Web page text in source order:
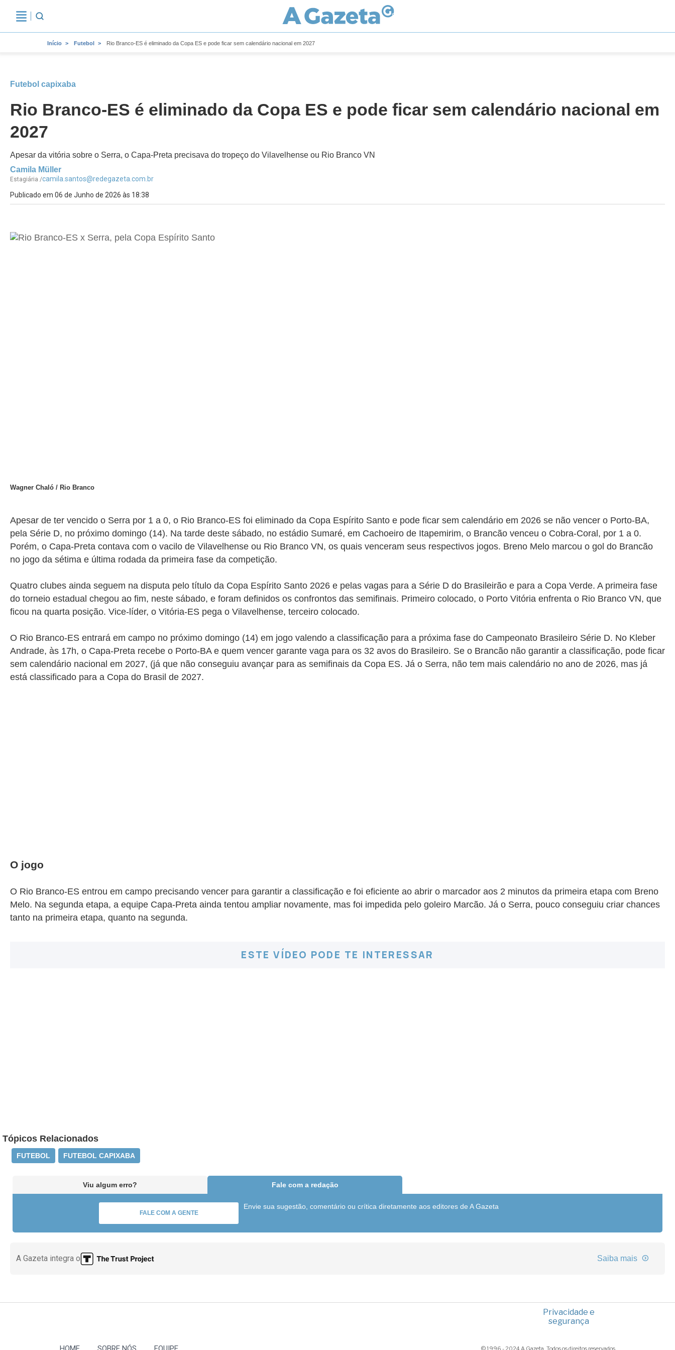
Início Futebol Rio Branco-ES é eliminado da Copa ES e pode ficar sem calendário nacional em 2027
Futebol capixaba
Rio Branco-ES é eliminado da Copa ES e pode ficar sem calendário nacional em
2027
Apesar da vitória sobre o Serra, o Capa-Preta precisava do tropeço do Vilavelhense ou Rio Branco VN
Camila Müller
Estagiária /camila.santos@redegazeta.com.br
Publicado em 06 de Junho de 2026 às 18:38
Wagner Chaló / Rio Branco
Apesar de ter vencido o Serra por 1 a 0, o Rio Branco-ES foi eliminado da Copa Espírito Santo e pode ficar sem calendário em 2026 se não vencer o Porto-BA,
pela Série D, no próximo domingo (14). Na tarde deste sábado, no estádio Sumaré, em Cachoeiro de Itapemirim, o Brancão venceu o Cobra-Coral, por 1 a 0.
Porém, o Capa-Preta contava com o vacilo de Vilavelhense ou Rio Branco VN, os quais venceram seus respectivos jogos. Breno Melo marcou o gol do Brancão
no jogo da sétima e última rodada da primeira fase da competição.
Quatro clubes ainda seguem na disputa pelo título da Copa Espírito Santo 2026 e pelas vagas para a Série D do Brasileirão e para a Copa Verde. A primeira fase
do torneio estadual chegou ao fim, neste sábado, e foram definidos os confrontos das semifinais. Primeiro colocado, o Porto Vitória enfrenta o Rio Branco VN, que
ficou na quarta posição. Vice-líder, o Vitória-ES pega o Vilavelhense, terceiro colocado.
O Rio Branco-ES entrará em campo no próximo domingo (14) em jogo valendo a classificação para a próxima fase do Campeonato Brasileiro Série D. No Kleber
Andrade, às 17h, o Capa-Preta recebe o Porto-BA e quem vencer garante vaga para os 32 avos do Brasileiro. Se o Brancão não garantir a classificação, pode ficar
sem calendário nacional em 2027, (já que não conseguiu avançar para as semifinais da Copa ES. Já o Serra, não tem mais calendário no ano de 2026, mas já
está classificado para a Copa do Brasil de 2027.
O jogo
O Rio Branco-ES entrou em campo precisando vencer para garantir a classificação e foi eficiente ao abrir o marcador aos 2 minutos da primeira etapa com Breno
Melo. Na segunda etapa, a equipe Capa-Preta ainda tentou ampliar novamente, mas foi impedida pelo goleiro Marcão. Já o Serra, pouco conseguiu criar chances
tanto na primeira etapa, quanto na segunda.
ESTE VÍDEO PODE TE INTERESSAR
Tópicos Relacionados
FUTEBOL FUTEBOL CAPIXABA
Viu algum erro? Fale com a redação
FALE COM A GENTE
Envie sua sugestão, comentário ou crítica diretamente aos editores de A Gazeta
A Gazeta integra o Saiba mais
Privacidade e
segurança
© 1996 - 2024 A Gazeta. Todos os direitos reservados